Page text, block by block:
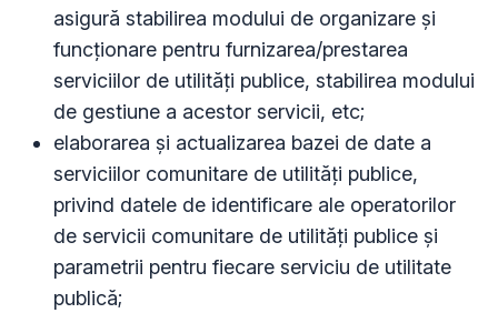
asigură stabilirea modului de organizare și
funcționare pentru furnizarea/prestarea
serviciilor de utilități publice, stabilirea modului
de gestiune a acestor servicii, etc;
elaborarea și actualizarea bazei de date a
serviciilor comunitare de utilități publice,
privind datele de identificare ale operatorilor
de servicii comunitare de utilități publice și
parametrii pentru fiecare serviciu de utilitate
publică;